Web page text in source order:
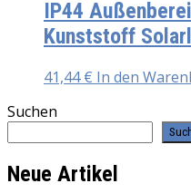
IP44
Kunststoff
41,44€ In den
Suchen
Neue Artikel